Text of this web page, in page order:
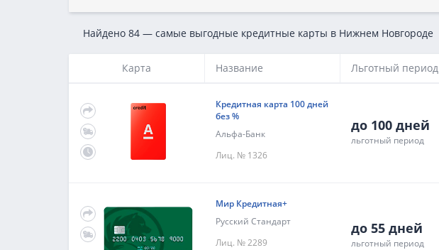
Найдено 84 — самые выгодные кредитные карты в Нижнем Новгороде
Карта Название Льготный период
Кредитная карта 100 дней
без %
Альфа-Банк
Лиц. № 1326
до 100 дней
льготный период
Мир Кредитная+
Русский Стандарт
Лиц. № 2289
до 55 дней
льготный период